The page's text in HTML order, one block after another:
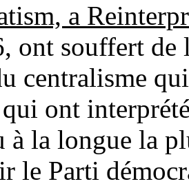
a
ont souffert de
centralisme
ont
à la longue la
le Parti